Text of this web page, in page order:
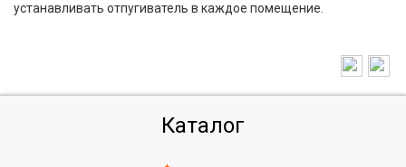
устанавливать отпугиватель в каждое помещение.
Каталог